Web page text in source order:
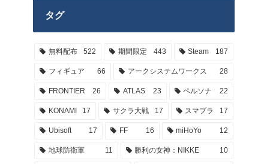
タグ
無料配布 522 期間限定 443 Steam 187
フィギュア 66 アークシステムワークス 28
FRONTIER 26 ATLAS 23 ペルソナ 22
KONAMI 17 サクラ大戦 17 スマブラ 17
Ubisoft 17 FF 16 miHoYo 12
地球防衛軍 11 勝利の女神：NIKKE 10